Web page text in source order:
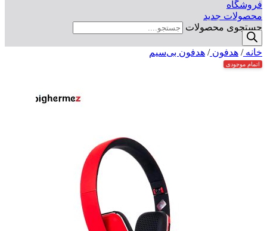
فروشگاه
محصولات جدید
جستجوی محصولات
خانه/ هدفون/ هدفون بی‌سیم
اتمام موجودی